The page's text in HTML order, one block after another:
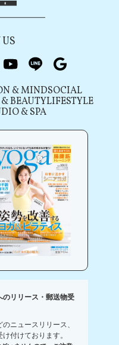
youtubeline
& MINDSOCIAL
BEAUTYLIFESTYLE
& SPA
リリース・郵送物受
ニュースリリース、
付けております。